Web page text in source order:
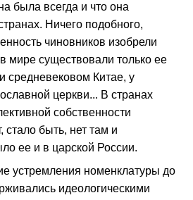
была всегда и что она
Ничего подобного,
чиновников изобрели
мире существовали только ее
средневековом Китае, у
церкви... В странах
собственности
стало быть, нет там и
ее и в царской России.
устремления номенклатуры до
идеологическими